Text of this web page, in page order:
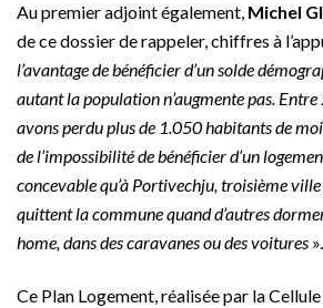
Au premier adjoint également, Michel
de ce dossier de rappeler, chiffres à
l’avantage de bénéficier d’un solde
autant la population n’augmente pas.
avons perdu plus de 1.050 habitants de
de l’impossibilité de bénéficier d’un
concevable qu’à Portivechju, troisième ville
quittent la commune quand d’autres
home, dans des caravanes ou des voitures ».
Ce Plan Logement, réalisée par la